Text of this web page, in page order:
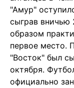
"Амур"
сыграв вничью
образом
первое место.
"Восток" был
октября.
официально